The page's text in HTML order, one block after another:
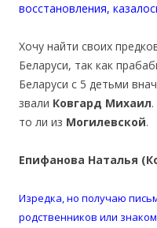
восстановления,
Хочу найти своих
Беларуси, так как
Беларуси с 5 детьми
звали Ковгард Михаил
то ли из Могилевской.
Епифанова Наталья
Изредка, но получаю
родственников или